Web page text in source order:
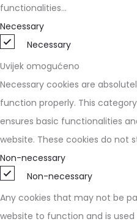
functionalities...
Necessary
Necessary
Uvijek omogućeno
Necessary cookies are
function properly. This
ensures basic functionalities
website. These cookies do not
Non-necessary
Non-necessary
Any cookies that may not be
website to function and is